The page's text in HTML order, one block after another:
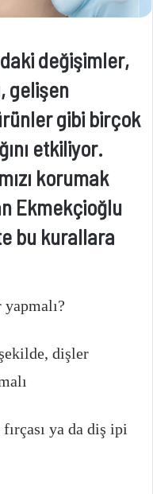
değişimler,
gelişen
gibi birçok
etkiliyor.
korumak
Ekmekçioğlu
bu kurallara
dişler
ya da diş ipi